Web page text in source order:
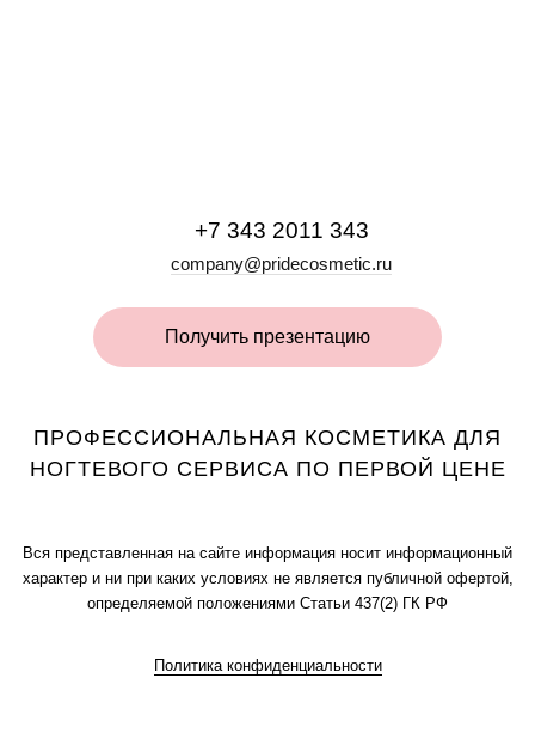
+7 343 2011 343
company@pridecosmetic.ru
Получить презентацию
ПРОФЕССИОНАЛЬНАЯ КОСМЕТИКА ДЛЯ
НОГТЕВОГО СЕРВИСА ПО ПЕРВОЙ ЦЕНЕ
Вся представленная на сайте информация носит информационный
характер и ни при каких условиях не является публичной офертой,
определяемой положениями Статьи 437(2) ГК РФ
Политика конфиденциальности